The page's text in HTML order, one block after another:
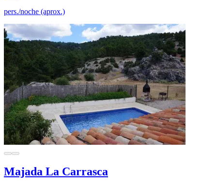
pers./noche (aprox.)
Majada La Carrasca